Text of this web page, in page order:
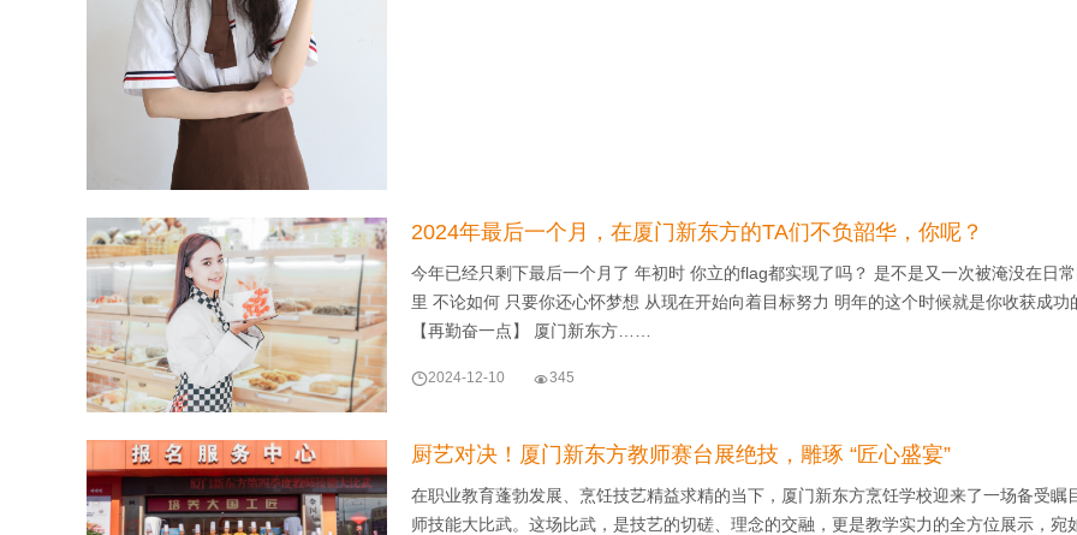
2024年最后一个月，在厦门新东方的TA们不负韶华，你呢？
今年已经只剩下最后一个月了 年初时 你立的flag都实现了吗？ 是不是又一次被淹没在日
里 不论如何 只要你还心怀梦想 从现在开始向着目标努力 明年的这个时候就是你收获成功
【再勤奋一点】 厦门新东方……
2024-12-10 345
厨艺对决！厦门新东方教师赛台展绝技，雕琢 “匠心盛宴”
在职业教育蓬勃发展、烹饪技艺精益求精的当下，厦门新东方烹饪学校迎来了一场备受瞩
师技能大比武。这场比武，是技艺的切磋、理念的交融，更是教学实力的全方位展示，宛